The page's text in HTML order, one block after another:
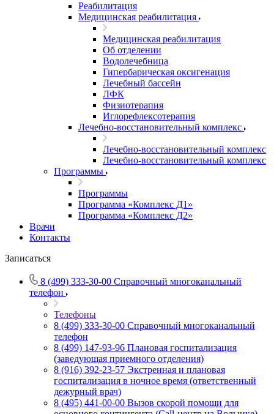
Реабилитация
Медицинская реабилитация
Медицинская реабилитация
Об отделении
Водолечебница
Гипербарическая оксигенация
Лечебный бассейн
ЛФК
Физиотерапия
Иглорефлексотерапия
Лечебно-восстановительный комплекс
Лечебно-восстановительный комплекс
Лечебно-восстановительный комплекс
Программы
Программы
Программа «Комплекс Д1»
Программа «Комплекс Д2»
Врачи
Контакты
Записаться
8 (499) 333-30-00 Справочный многоканальный
телефон
Телефоны
8 (499) 333-30-00 Справочный многоканальный
телефон
8 (499) 147-93-96 Плановая госпитализация
(заведующая приемного отделения)
8 (916) 392-23-57 Экстренная и плановая
госпитализация в ночное время (ответственный
дежурный врач)
8 (495) 441-00-00 Вызов скорой помощи для